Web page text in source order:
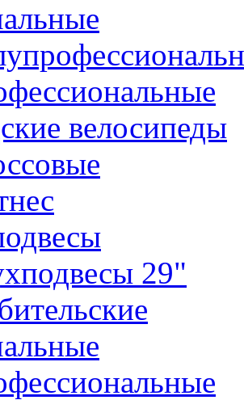
велосипеды
29"